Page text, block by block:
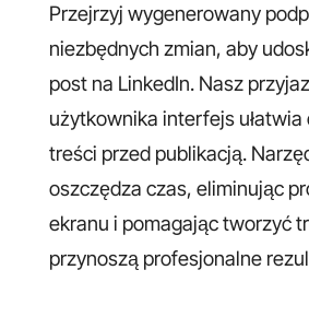
Przejrzyj wygenerowany
niezbędnych zmian, aby
post na LinkedIn. Nasz
użytkownika interfejs
treści przed publikacją.
oszczędza czas, eliminując
ekranu i pomagając tworzyć
przynoszą profesjonalne